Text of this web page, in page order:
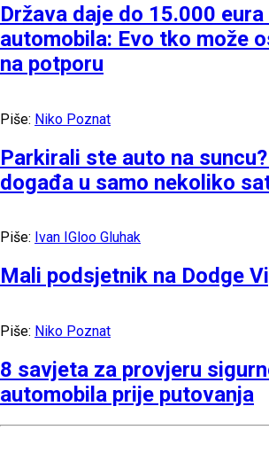
Država daje do 15.000
automobila: Evo tko može
na potporu
Piše: Niko Poznat
Parkirali ste auto na
događa u samo nekoliko
Piše: Ivan IGloo Gluhak
Mali podsjetnik na Dodge
Piše: Niko Poznat
8 savjeta za provjeru
automobila prije putovanja